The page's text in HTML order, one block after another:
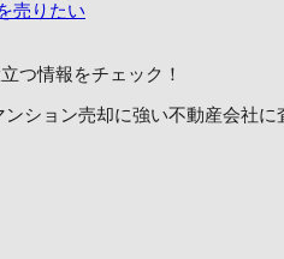
売りたい
つ情報をチェック！
ンション売却に強い不動産会社に